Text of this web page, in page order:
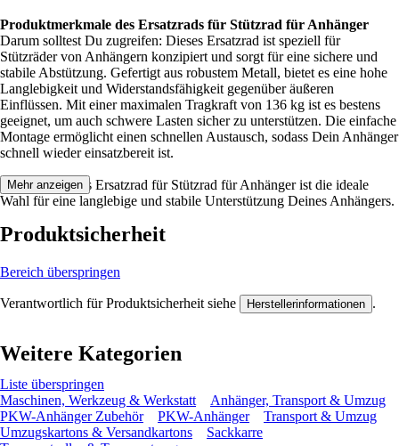
Produktmerkmale des Ersatzrads für Stützrad für Anhänger
Darum solltest Du zugreifen: Dieses Ersatzrad ist speziell für
Stützräder von Anhängern konzipiert und sorgt für eine sichere und
stabile Abstützung. Gefertigt aus robustem Metall, bietet es eine hohe
Langlebigkeit und Widerstandsfähigkeit gegenüber äußeren
Einflüssen. Mit einer maximalen Tragkraft von 136 kg ist es bestens
geeignet, um auch schwere Lasten sicher zu unterstützen. Die einfache
Montage ermöglicht einen schnellen Austausch, sodass Dein Anhänger
schnell wieder einsatzbereit ist.
Festgezurrt: Das Ersatzrad für Stützrad für Anhänger ist die ideale
Wahl für eine langlebige und stabile Unterstützung Deines Anhängers.
Mehr anzeigen
Produktsicherheit
Bereich überspringen
Verantwortlich für Produktsicherheit siehe Herstellerinformationen .
Weitere Kategorien
Liste überspringen
Maschinen, Werkzeug & Werkstatt
Anhänger, Transport & Umzug
PKW-Anhänger Zubehör
PKW-Anhänger
Transport & Umzug
Umzugskartons & Versandkartons
Sackkarre